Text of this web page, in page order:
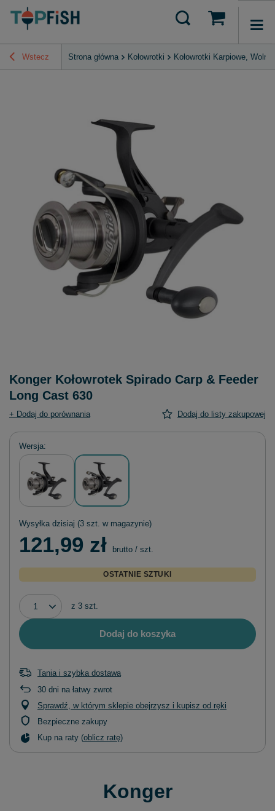
Wstecz Strona główna Kołowrotki Kołowrotki Karpiowe,
Konger Kołowrotek Spirado Carp & Feeder
Long Cast 630
+ Dodaj do porównania Dodaj do listy zakupowej
Wersja
Wysyłka dzisiaj (3 szt. w magazynie)
121,99 zł brutto / szt.
OSTATNIE SZTUKI
z 3 szt.
Dodaj do koszyka
Tania i szybka dostawa
30 dni na łatwy zwrot
Sprawdź, w którym sklepie obejrzysz i kupisz od ręki
Bezpieczne zakupy
Kup na raty (oblicz ratę)
Konger